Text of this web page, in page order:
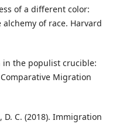
of a different color:
of race. Harvard
in the populist crucible:
Migration
D. C. (2018). Immigration